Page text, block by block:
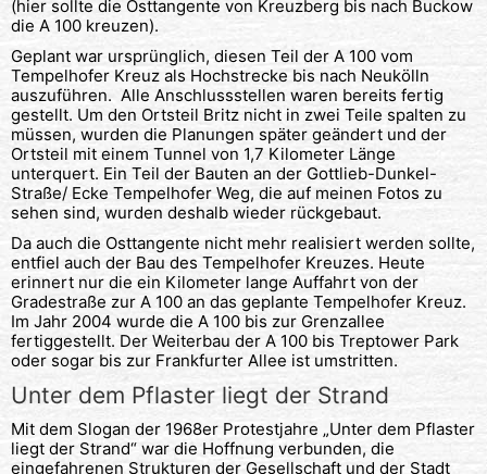
(hier sollte die Osttangente von Kreuzberg bis nach Buckow
die A 100 kreuzen).
Geplant war ursprünglich, diesen Teil der A 100 vom
Tempelhofer Kreuz als Hochstrecke bis nach Neukölln
auszuführen. Alle Anschlussstellen waren bereits fertig
gestellt. Um den Ortsteil Britz nicht in zwei Teile spalten zu
müssen, wurden die Planungen später geändert und der
Ortsteil mit einem Tunnel von 1,7 Kilometer Länge
unterquert. Ein Teil der Bauten an der Gottlieb-Dunkel-
Straße/ Ecke Tempelhofer Weg, die auf meinen Fotos zu
sehen sind, wurden deshalb wieder rückgebaut.
Da auch die Osttangente nicht mehr realisiert werden sollte,
entfiel auch der Bau des Tempelhofer Kreuzes. Heute
erinnert nur die ein Kilometer lange Auffahrt von der
Gradestraße zur A 100 an das geplante Tempelhofer Kreuz.
Im Jahr 2004 wurde die A 100 bis zur Grenzallee
fertiggestellt. Der Weiterbau der A 100 bis Treptower Park
oder sogar bis zur Frankfurter Allee ist umstritten.
Unter dem Pflaster liegt der Strand
Mit dem Slogan der 1968er Protestjahre „Unter dem Pflaster
liegt der Strand“ war die Hoffnung verbunden, die
eingefahrenen Strukturen der Gesellschaft und der Stadt